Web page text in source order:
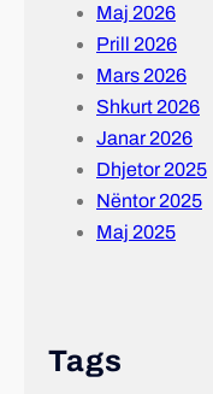
Maj 2026
Prill 2026
Mars 2026
Shkurt 2026
Janar 2026
Dhjetor 2025
Nëntor 2025
Maj 2025
Tags